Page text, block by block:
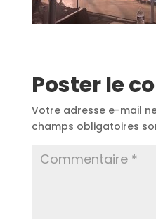
Poster le
Votre adresse e-mail
champs obligatoires